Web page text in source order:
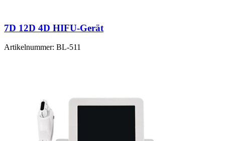
7D 12D 4D HIFU-Gerät
Artikelnummer: BL-511